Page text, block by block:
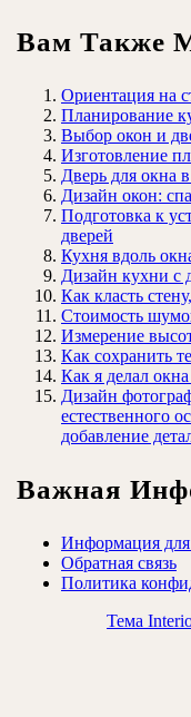
Вам Также
Ориентация на
Планирование
Выбор окон и
Изготовление
Дверь для окна
Дизайн окон:
Подготовка к
дверей
Кухня вдоль
Дизайн кухни с
Как класть
Стоимость
Измерение
Как сохранить
Как я делал
Дизайн
естественного
добавление
Важная
Информация для
Обратная связь
Политика
Тема